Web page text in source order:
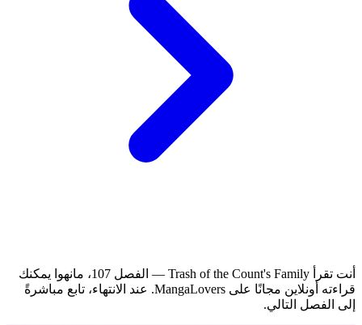
أنت تقرأ Trash of the Count's Family — الفصل 107، مانهوا يمكنك
قراءته أونلاين مجانًا على MangaLovers.
عند الانتهاء، تابع مباشرةً
إلى الفصل التالي.